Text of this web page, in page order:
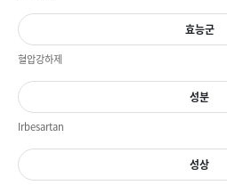
효능군
혈압강하제
성분
Irbesartan
성상